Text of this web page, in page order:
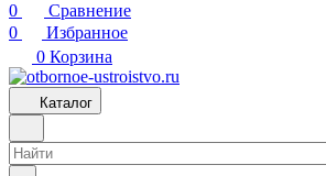
0
Сравнение
0
Избранное
0 Корзина
Каталог